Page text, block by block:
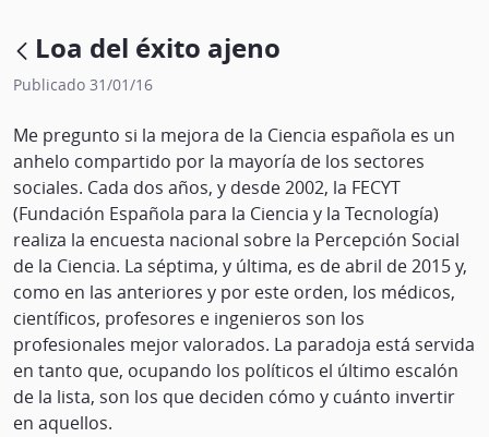
Loa del éxito ajeno
Publicado 31/01/16
Me pregunto si la mejora de la Ciencia española es un
anhelo compartido por la mayoría de los sectores
sociales. Cada dos años, y desde 2002, la FECYT
(Fundación Española para la Ciencia y la Tecnología)
realiza la encuesta nacional sobre la Percepción Social
de la Ciencia. La séptima, y última, es de abril de 2015 y,
como en las anteriores y por este orden, los médicos,
científicos, profesores e ingenieros son los
profesionales mejor valorados. La paradoja está servida
en tanto que, ocupando los políticos el último escalón
de la lista, son los que deciden cómo y cuánto invertir
en aquellos.